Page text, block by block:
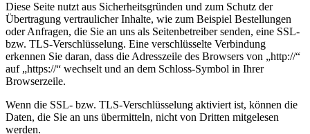
Diese Seite nutzt aus Sicherheitsgründen und zum Schutz der
Übertragung vertraulicher Inhalte, wie zum Beispiel Bestellungen
oder Anfragen, die Sie an uns als Seitenbetreiber senden, eine SSL-
bzw. TLS-Verschlüsselung. Eine verschlüsselte Verbindung
erkennen Sie daran, dass die Adresszeile des Browsers von „http://“
auf „https://“ wechselt und an dem Schloss-Symbol in Ihrer
Browserzeile.
Wenn die SSL- bzw. TLS-Verschlüsselung aktiviert ist, können die
Daten, die Sie an uns übermitteln, nicht von Dritten mitgelesen
werden.